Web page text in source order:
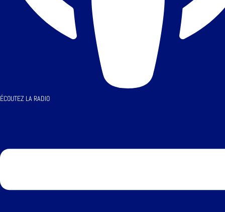
ÉCOUTEZ LA RADIO